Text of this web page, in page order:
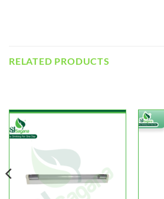
RELATED PRODUCTS